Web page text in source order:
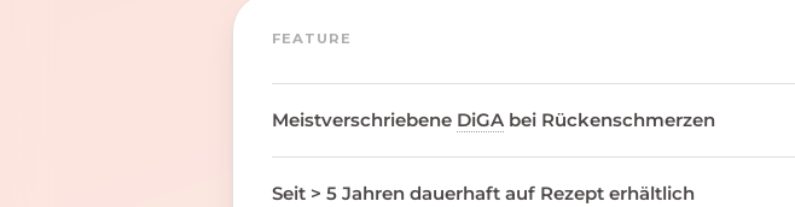
FEATURE
Meistverschriebene DiGA bei Rückenschmerzen
Seit > 5 Jahren dauerhaft auf Rezept erhältlich